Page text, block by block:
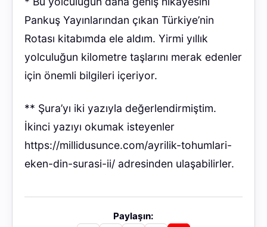
Pankuş Yayınlarından çıkan Türkiye’nin
Rotası kitabımda ele aldım. Yirmi yıllık
yolculuğun kilometre taşlarını merak edenler
için önemli bilgileri içeriyor.
** Şura’yı iki yazıyla değerlendirmiştim.
İkinci yazıyı okumak isteyenler
https://millidusunce.com/ayrilik-tohumlari-
eken-din-surasi-ii/ adresinden ulaşabilirler.
Paylaşın: